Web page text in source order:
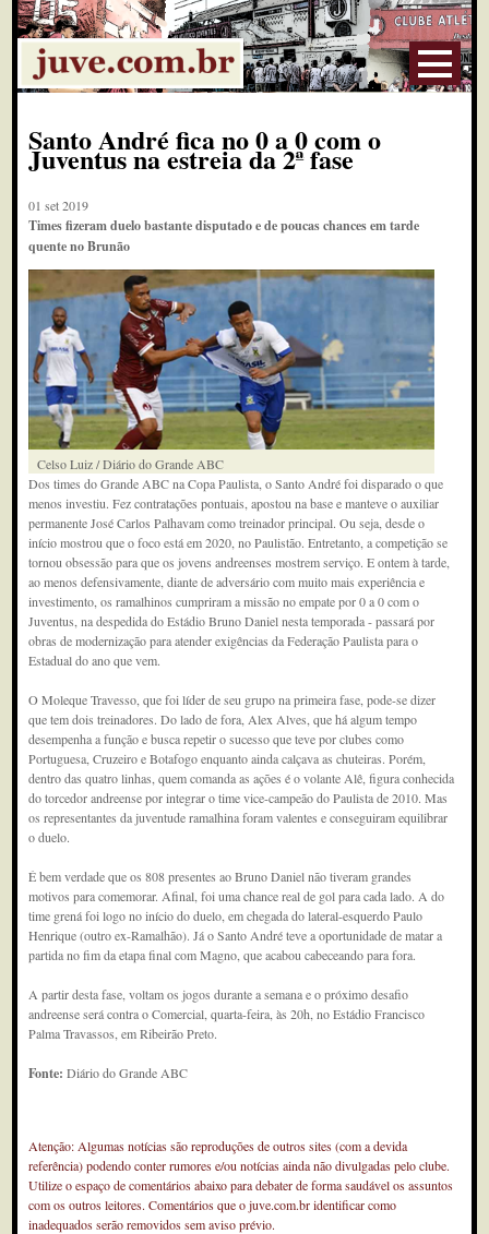
Santo André fica no 0 a 0 com o
Juventus na estreia da 2ª fase
01 set 2019
Times fizeram duelo bastante disputado e de poucas chances em tarde
quente no Brunão
Celso Luiz / Diário do Grande ABC
Dos times do Grande ABC na Copa Paulista, o Santo André foi disparado o que
menos investiu. Fez contratações pontuais, apostou na base e manteve o auxiliar
permanente José Carlos Palhavam como treinador principal. Ou seja, desde o
início mostrou que o foco está em 2020, no Paulistão. Entretanto, a competição se
tornou obsessão para que os jovens andreenses mostrem serviço. E ontem à tarde,
ao menos defensivamente, diante de adversário com muito mais experiência e
investimento, os ramalhinos cumpriram a missão no empate por 0 a 0 com o
Juventus, na despedida do Estádio Bruno Daniel nesta temporada - passará por
obras de modernização para atender exigências da Federação Paulista para o
Estadual do ano que vem.
O Moleque Travesso, que foi líder de seu grupo na primeira fase, pode-se dizer
que tem dois treinadores. Do lado de fora, Alex Alves, que há algum tempo
desempenha a função e busca repetir o sucesso que teve por clubes como
Portuguesa, Cruzeiro e Botafogo enquanto ainda calçava as chuteiras. Porém,
dentro das quatro linhas, quem comanda as ações é o volante Alê, figura conhecida
do torcedor andreense por integrar o time vice-campeão do Paulista de 2010. Mas
os representantes da juventude ramalhina foram valentes e conseguiram equilibrar
o duelo.
É bem verdade que os 808 presentes ao Bruno Daniel não tiveram grandes
motivos para comemorar. Afinal, foi uma chance real de gol para cada lado. A do
time grená foi logo no início do duelo, em chegada do lateral-esquerdo Paulo
Henrique (outro ex-Ramalhão). Já o Santo André teve a oportunidade de matar a
partida no fim da etapa final com Magno, que acabou cabeceando para fora.
A partir desta fase, voltam os jogos durante a semana e o próximo desafio
andreense será contra o Comercial, quarta-feira, às 20h, no Estádio Francisco
Palma Travassos, em Ribeirão Preto.
Fonte:Diário do Grande ABC
Atenção: Algumas notícias são reproduções de outros sites (com a devida
referência) podendo conter rumores e/ou notícias ainda não divulgadas pelo clube.
Utilize o espaço de comentários abaixo para debater de forma saudável os assuntos
com os outros leitores. Comentários que o juve.com.br identificar como
inadequados serão removidos sem aviso prévio.